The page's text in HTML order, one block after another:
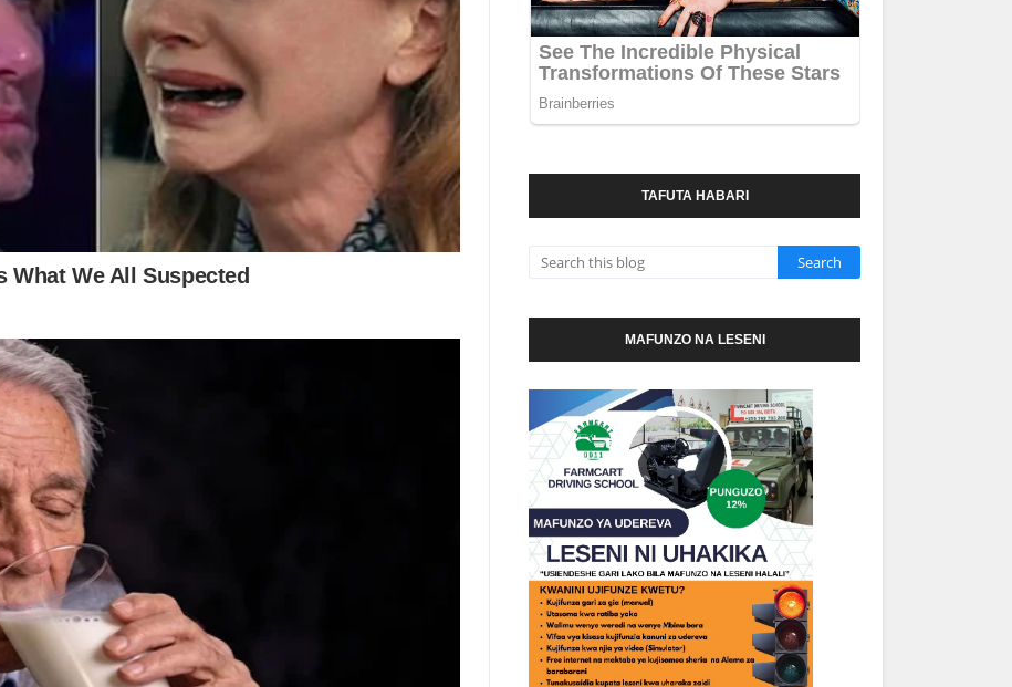
TAFUTA HABARI
MAFUNZO NA LESENI